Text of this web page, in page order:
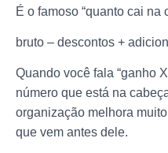
É o famoso “quanto cai na
bruto – descontos +
Quando você fala “ganho
número que está na
organização melhora
que vem antes dele.